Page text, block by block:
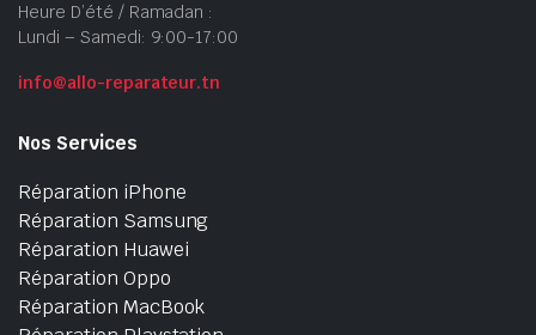
Heure D’été / Ramadan :
Lundi – Samedi: 9:00-17:00
info@allo-reparateur.tn
Nos Services
Réparation iPhone
Réparation Samsung
Réparation Huawei
Réparation Oppo
Réparation MacBook